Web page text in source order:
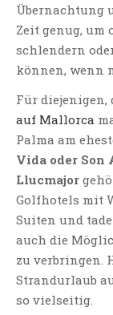
Übernachtung
Zeit genug, um
schlendern
können, wenn
Für diejenigen,
auf Mallorca
Palma am
Vida oder Son
Llucmajor
Golfhotels mit
Suiten und
auch die
zu verbringen.
Strandurlaub
so vielseitig.